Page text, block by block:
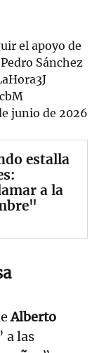
el apoyo de
Sánchez
junio de 2026
estalla
a la
Alberto
a las